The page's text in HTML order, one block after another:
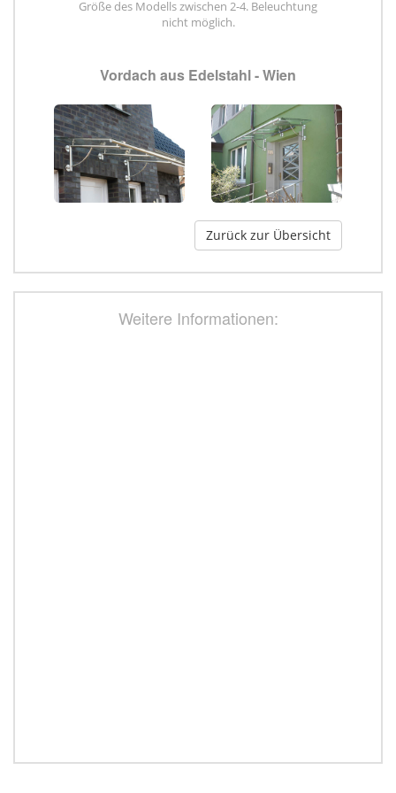
Größe des Modells zwischen 2-4. Beleuchtung
nicht möglich.
Vordach aus Edelstahl - Wien
Zurück zur Übersicht
Weitere Informationen: